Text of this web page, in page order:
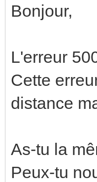
Bonjour,
L'erreur
Cette
distance
As-tu la
Peux-tu